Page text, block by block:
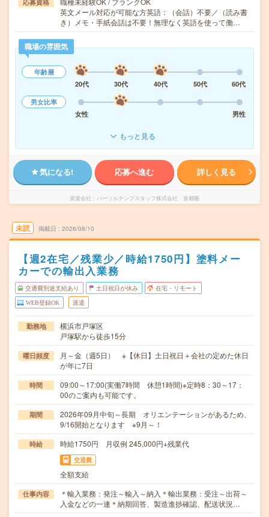
応募資格
英文メール対応が可能な方英語：（会話）不要／（読み書
き）メモ・手紙会話は不要！無理なく英語を使って働…
職場の雰囲気
年齢層
20代
30代 40代 50代
60代
男女比率
女性
男性
もっと見る
気になる! 応募へ進む 詳しく見る
派遣会社 パーソルテンプスタッフ株式会社 首都圏
未読 掲載日 2026/08/10
【週2在宅／残業少／時給1750円】塗料メー
カーでの輸出入業務
交通費別途支給あり 土日祝日が休み 在宅・リモート
WEB登録OK 派遣
勤務地
横浜市戸塚区
戸塚駅から徒歩15分
曜日頻度
月～金（週5日） ※【休日】土日祝日＋会社の定めた休日
が年に7日
時間
09:00～17:00(実働7時間 休憩1時間)※定時8：30～17：
00のご案内も可能です。
期間
2026年09月中旬～長期 オリエンテーションがあるため、
9/16開始となります ※9月～！
時給 時給1750円 月収例 245,000円+残業代
交通費
全額支給
仕事内容
＊輸入業務：発注～輸入～納入＊輸出業務：受注～出荷～
入金などの一連＊納期回答、製造進捗確認、配送状況…